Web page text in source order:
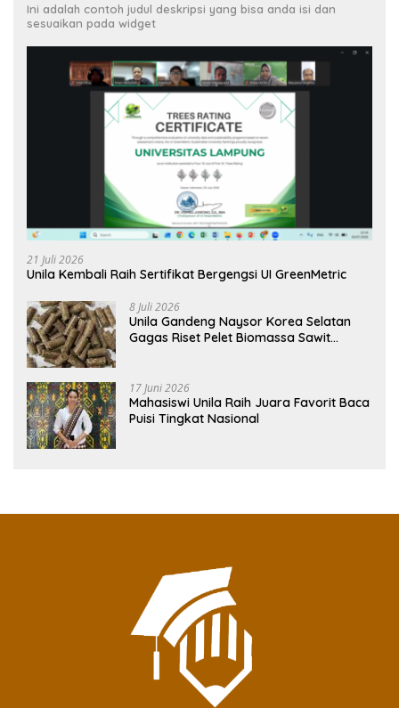
Ini adalah contoh judul deskripsi yang bisa anda isi dan
sesuaikan pada widget
21 Juli 2026
Unila Kembali Raih Sertifikat Bergengsi UI GreenMetric
8 Juli 2026
Unila Gandeng Naysor Korea Selatan
Gagas Riset Pelet Biomassa Sawit
17 Juni 2026
Mahasiswi Unila Raih Juara Favorit Baca
Puisi Tingkat Nasional